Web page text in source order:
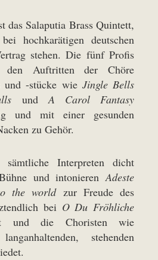
das Salaputia Brass Quintett,
hochkarätigen deutschen
stehen. Die fünf Profis
den Auftritten der Chöre
und -stücke wie Jingle Bells
undA Carol Fantasy
und mit einer gesunden
zu Gehör.
sämtliche Interpreten dicht
und intonierenAdeste
the worldzur Freude des
bei O Du Fröhliche
und die Choristen wie
stehenden